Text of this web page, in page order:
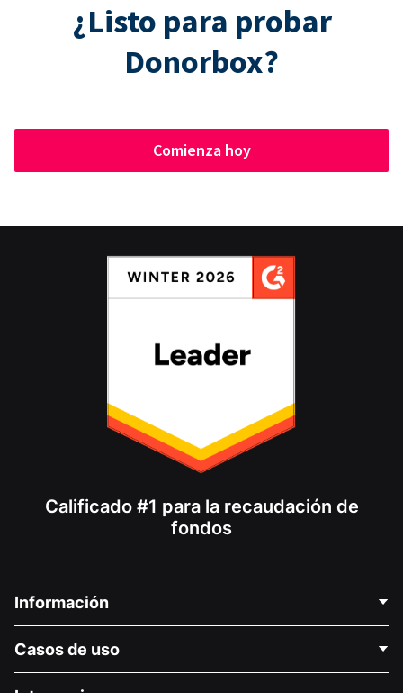
¿Listo para probar
Donorbox?
Comienza hoy
Calificado #1 para la recaudación de
fondos
Información
Acerca de nosotros
Casos de uso